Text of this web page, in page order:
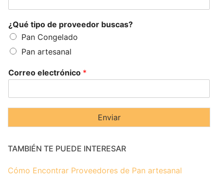
¿Qué tipo de proveedor buscas?
Pan Congelado
Pan artesanal
Correo electrónico *
Enviar
TAMBIÉN TE PUEDE INTERESAR
Cómo Encontrar Proveedores de Pan artesanal